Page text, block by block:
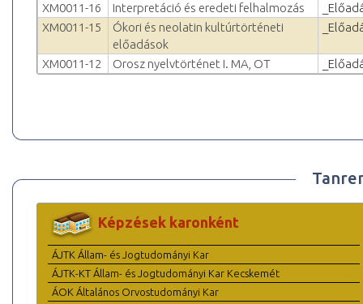
XM0011-16
Interpretáció és eredeti felhalmozás
XM0011-15
Ókori és neolatin kultúrtörténeti
előadások
XM0011-12 Orosz nyelvtörténet I. MA, OT
Képzések karonként
ÁJTK Állam- és Jogtudományi Kar
ÁJTK-KT Állam- és Jogtudományi Kar Kecskemét
ÁOK Általános Orvostudományi Kar